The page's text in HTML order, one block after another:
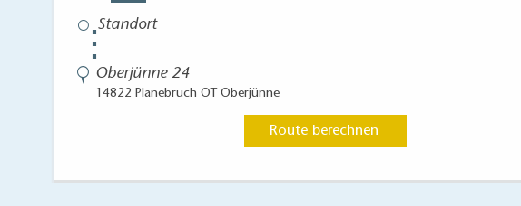
⋮
Oberjünne 24
14822 Planebruch OT Oberjünne
Route berechnen